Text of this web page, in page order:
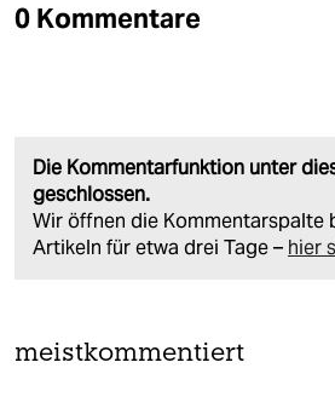
0 Kommentare
Die Kommentarfunktion unter
geschlossen.
Wir öffnen die Kommentarspalte
Artikeln für etwa drei Tage – hier
meistkommentiert